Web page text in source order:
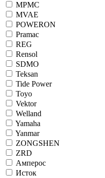
MPMC
MVAE
POWERON
Pramac
REG
Rensol
SDMO
Teksan
Tide Power
Toyo
Vektor
Welland
Yamaha
Yanmar
ZONGSHEN
ZRD
Амперос
Исток